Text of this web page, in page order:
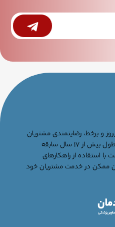
Submit
و برخط، رضایتمندی مشتریان
خود را اولویت اول قرارداده و در طول بیش از ۱۷ سال سابقه
با استفاده از راهکارهای
ممکن در خدمت مشتریان خود